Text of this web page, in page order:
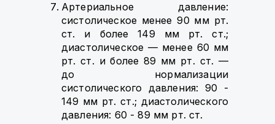
Артериальное давление:
систолическое менее 90 мм рт.
ст. и более 149 мм рт. ст.;
диастолическое — менее 60 мм
рт. ст. и более 89 мм рт. ст. —
до нормализации
систолического давления: 90 -
149 мм рт. ст.; диастолического
давления: 60 - 89 мм рт. ст.